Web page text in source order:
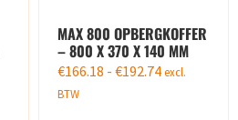
MAX 800 OPBERGKOFFER
– 800 X 370 X 140 MM
€166.18 - €192.74excl.
BTW